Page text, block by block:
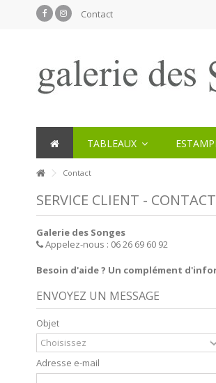
Contact
TABLEAUX
Contact
SERVICE CLIENT -
Galerie des Songes
Appelez-nous : 06 26 69 60 92
Besoin d'aide ? Un complément
ENVOYEZ UN MESSAGE
Objet
Adresse e-mail